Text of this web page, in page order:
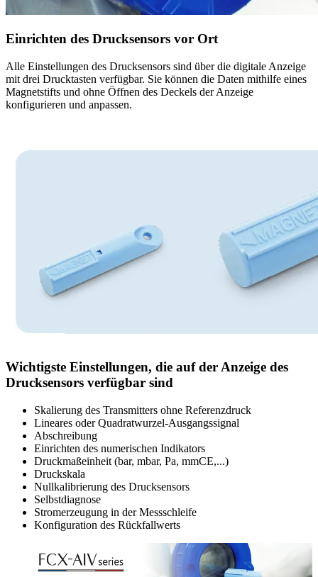
Einrichten des Drucksensors vor Ort
Alle Einstellungen des Drucksensors sind über die digitale Anzeige
mit drei Drucktasten verfügbar. Sie können die Daten mithilfe eines
Magnetstifts und ohne Öffnen des Deckels der Anzeige
konfigurieren und anpassen.
Wichtigste Einstellungen, die auf der Anzeige des
Drucksensors verfügbar sind
Skalierung des Transmitters ohne Referenzdruck
Lineares oder Quadratwurzel-Ausgangssignal
Abschreibung
Einrichten des numerischen Indikators
Druckmaßeinheit (bar, mbar, Pa, mmCE,...)
Druckskala
Nullkalibrierung des Drucksensors
Selbstdiagnose
Stromerzeugung in der Messschleife
Konfiguration des Rückfallwerts